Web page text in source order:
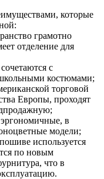
которые
грамотно
отделение для
с
костюмами;
торговой
Европы, проходят
в
модели;
используется
по новым
что в